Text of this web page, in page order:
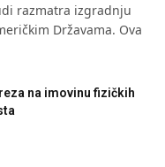
razmatra izgradnju
Državama. Ova
na imovinu fizičkih